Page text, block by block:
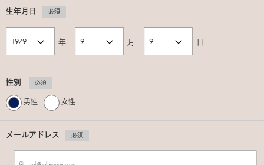
生年月日 必須
年 月 日
性別 必須
男性 女性
メールアドレス 必須